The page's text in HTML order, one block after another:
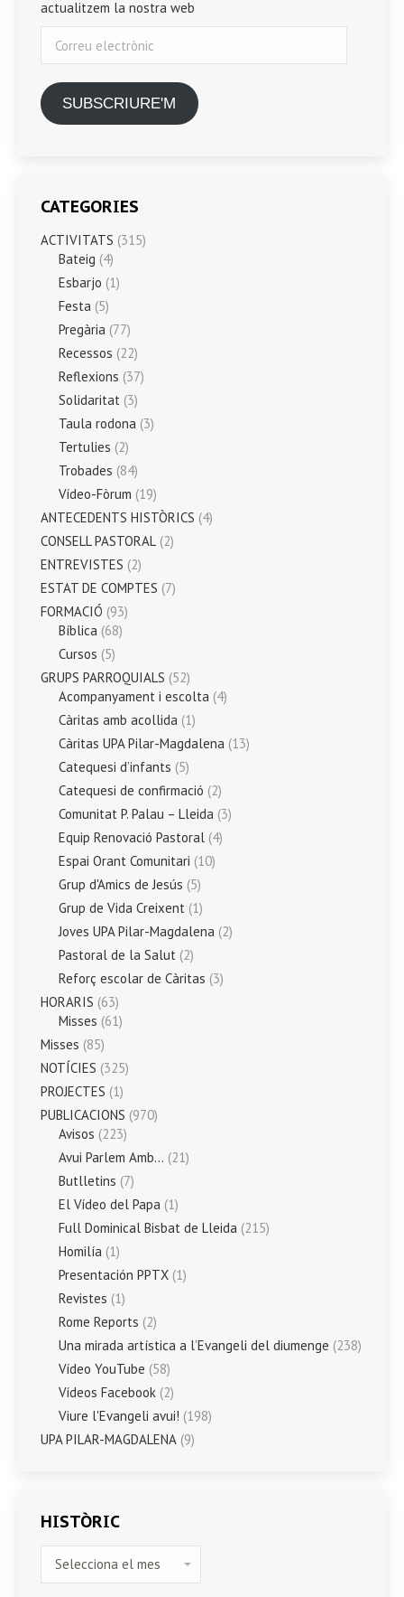
actualitzem la nostra web
electrònic
SUBSCRIURE'M
CATEGORIES
ACTIVITATS (315)
Bateig (4)
Esbarjo (1)
Festa (5)
Pregària (77)
Recessos (22)
Reflexions (37)
Solidaritat (3)
Taula rodona (3)
Tertulies (2)
Trobades (84)
Vídeo-Fòrum (19)
ANTECEDENTS HISTÒRICS (4)
CONSELL PASTORAL (2)
ENTREVISTES (2)
ESTAT DE COMPTES (7)
FORMACIÓ (93)
Bíblica (68)
Cursos (5)
GRUPS PARROQUIALS (52)
Acompanyament i escolta (4)
Càritas amb acollida (1)
Càritas UPA Pilar-Magdalena (13)
Catequesi d’infants (5)
Catequesi de confirmació (2)
Comunitat P. Palau – Lleida (3)
Equip Renovació Pastoral (4)
Espai Orant Comunitari (10)
Grup d'Amics de Jesús (5)
Grup de Vida Creixent (1)
Joves UPA Pilar-Magdalena (2)
Pastoral de la Salut (2)
Reforç escolar de Càritas (3)
HORARIS (63)
Misses (61)
Misses (85)
NOTÍCIES (325)
PROJECTES (1)
PUBLICACIONS (970)
Avisos (223)
Avui Parlem Amb… (21)
Butlletins (7)
El Vídeo del Papa (1)
Full Dominical Bisbat de Lleida (215)
Homilía (1)
Presentación PPTX (1)
Revistes (1)
Rome Reports (2)
Una mirada artística a l’Evangeli del diumenge (238)
Vídeo YouTube (58)
Vídeos Facebook (2)
Viure l'Evangeli avui! (198)
UPA PILAR-MAGDALENA (9)
HISTÒRIC